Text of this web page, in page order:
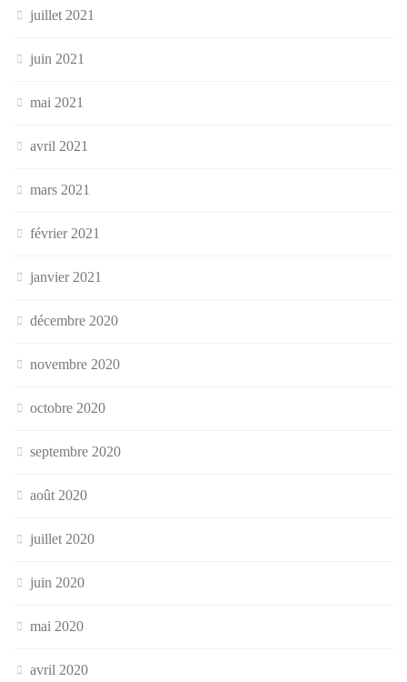
juillet 2021
juin 2021
mai 2021
avril 2021
mars 2021
février 2021
janvier 2021
décembre 2020
novembre 2020
octobre 2020
septembre 2020
août 2020
juillet 2020
juin 2020
mai 2020
avril 2020